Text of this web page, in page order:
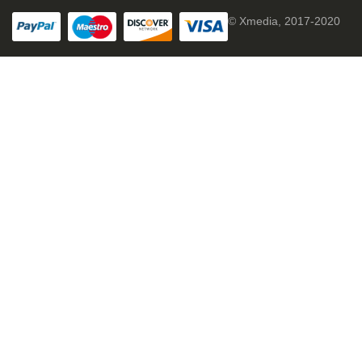
© Xmedia, 2017-2020